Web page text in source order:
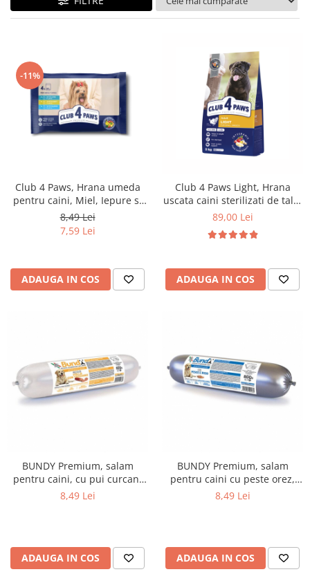
-11%
Club 4 Paws, Hrana umeda
pentru caini, Miel, Iepure si
Somon in sos, set 4x85g
8,49 Lei
7,59 Lei
ADAUGA IN COS
Club 4 Paws Light, Hrana
uscata caini sterilizati de talie
mica, curcan, 5kg
89,00 Lei
ADAUGA IN COS
BUNDY Premium, salam
pentru caini, cu pui curcan,
800g
8,49 Lei
ADAUGA IN COS
BUNDY Premium, salam
pentru caini cu peste orez,
800g
8,49 Lei
ADAUGA IN COS